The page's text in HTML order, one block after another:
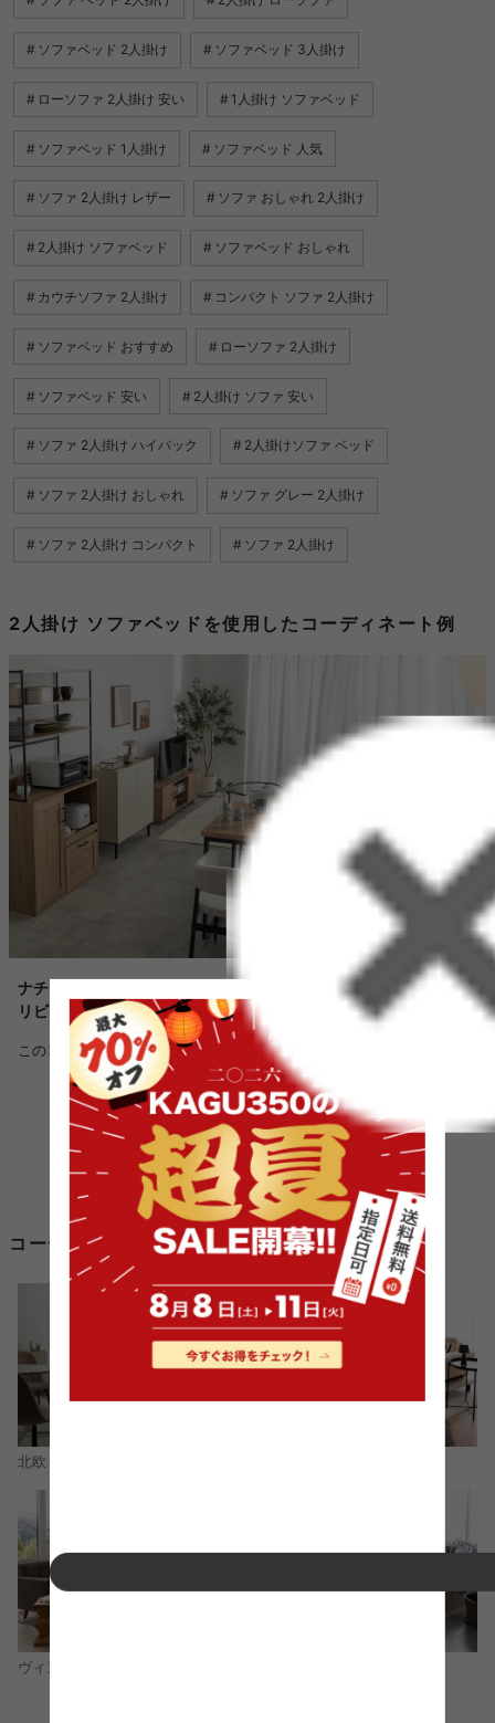
ソファベッド 2人掛け ソファベッド 3人掛け
ローソファ 2人掛け 安い 1人掛け ソファベッド
ソファベッド 1人掛け ソファベッド 人気
ソファ 2人掛け レザー ソファ おしゃれ 2人掛け
2人掛け ソファベッド ソファベッド おしゃれ
カウチソファ 2人掛け コンパクト ソファ 2人掛け
ソファベッド おすすめ ローソファ 2人掛け
ソファベッド 安い 2人掛け ソファ 安い
ソファ 2人掛け ハイバック 2人掛けソファ ベッド
ソファ 2人掛け おしゃれ ソファ グレー 2人掛け
ソファ 2人掛け コンパクト ソファ 2人掛け
2人掛け ソファベッドを使用したコーディネート例
ナチュラルな素材感と直線的なフォルムで整える、モダン
リビングダイニング空間
このコーディネートを詳しく見る >
夜が
この
コーディネートから2人掛け ソファベッドを探す
北欧
ヴィンテージ